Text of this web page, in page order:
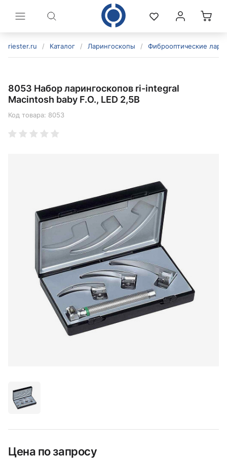
riester.ru / Каталог / Ларингоскопы / Фиброоптические
8053 Набор ларингоскопов ri-integral
Macintosh baby F.O., LED 2,5В
Код товара: 8053
Цена по запросу